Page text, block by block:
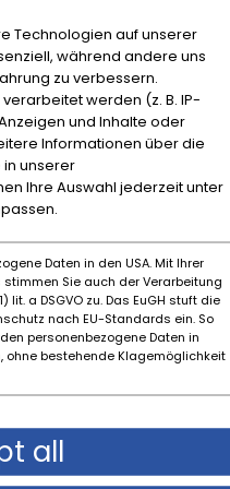
the matching serial
di creare "La Forma
Gp500 che nel 1972 fu
elementi che
funzionale, ma
un tocco marmoreo
titanio ed è accordato
contraddistingue per
limitata, la moto si
lo stesso numero
Emplacement
Technologien auf unserer
während andere uns
zu verbessern.
werden (z. B. IP-
und Inhalte oder
Informationen über die
unserer
Ihre Auswahl jederzeit unter
Daten in den USA. Mit Ihrer
Sie auch der Verarbeitung
lit. a DSGVO zu. Das EuGH stuft die
nach EU-Standards ein. So
personenbezogene Daten in
bestehende Klagemöglichkeit
all